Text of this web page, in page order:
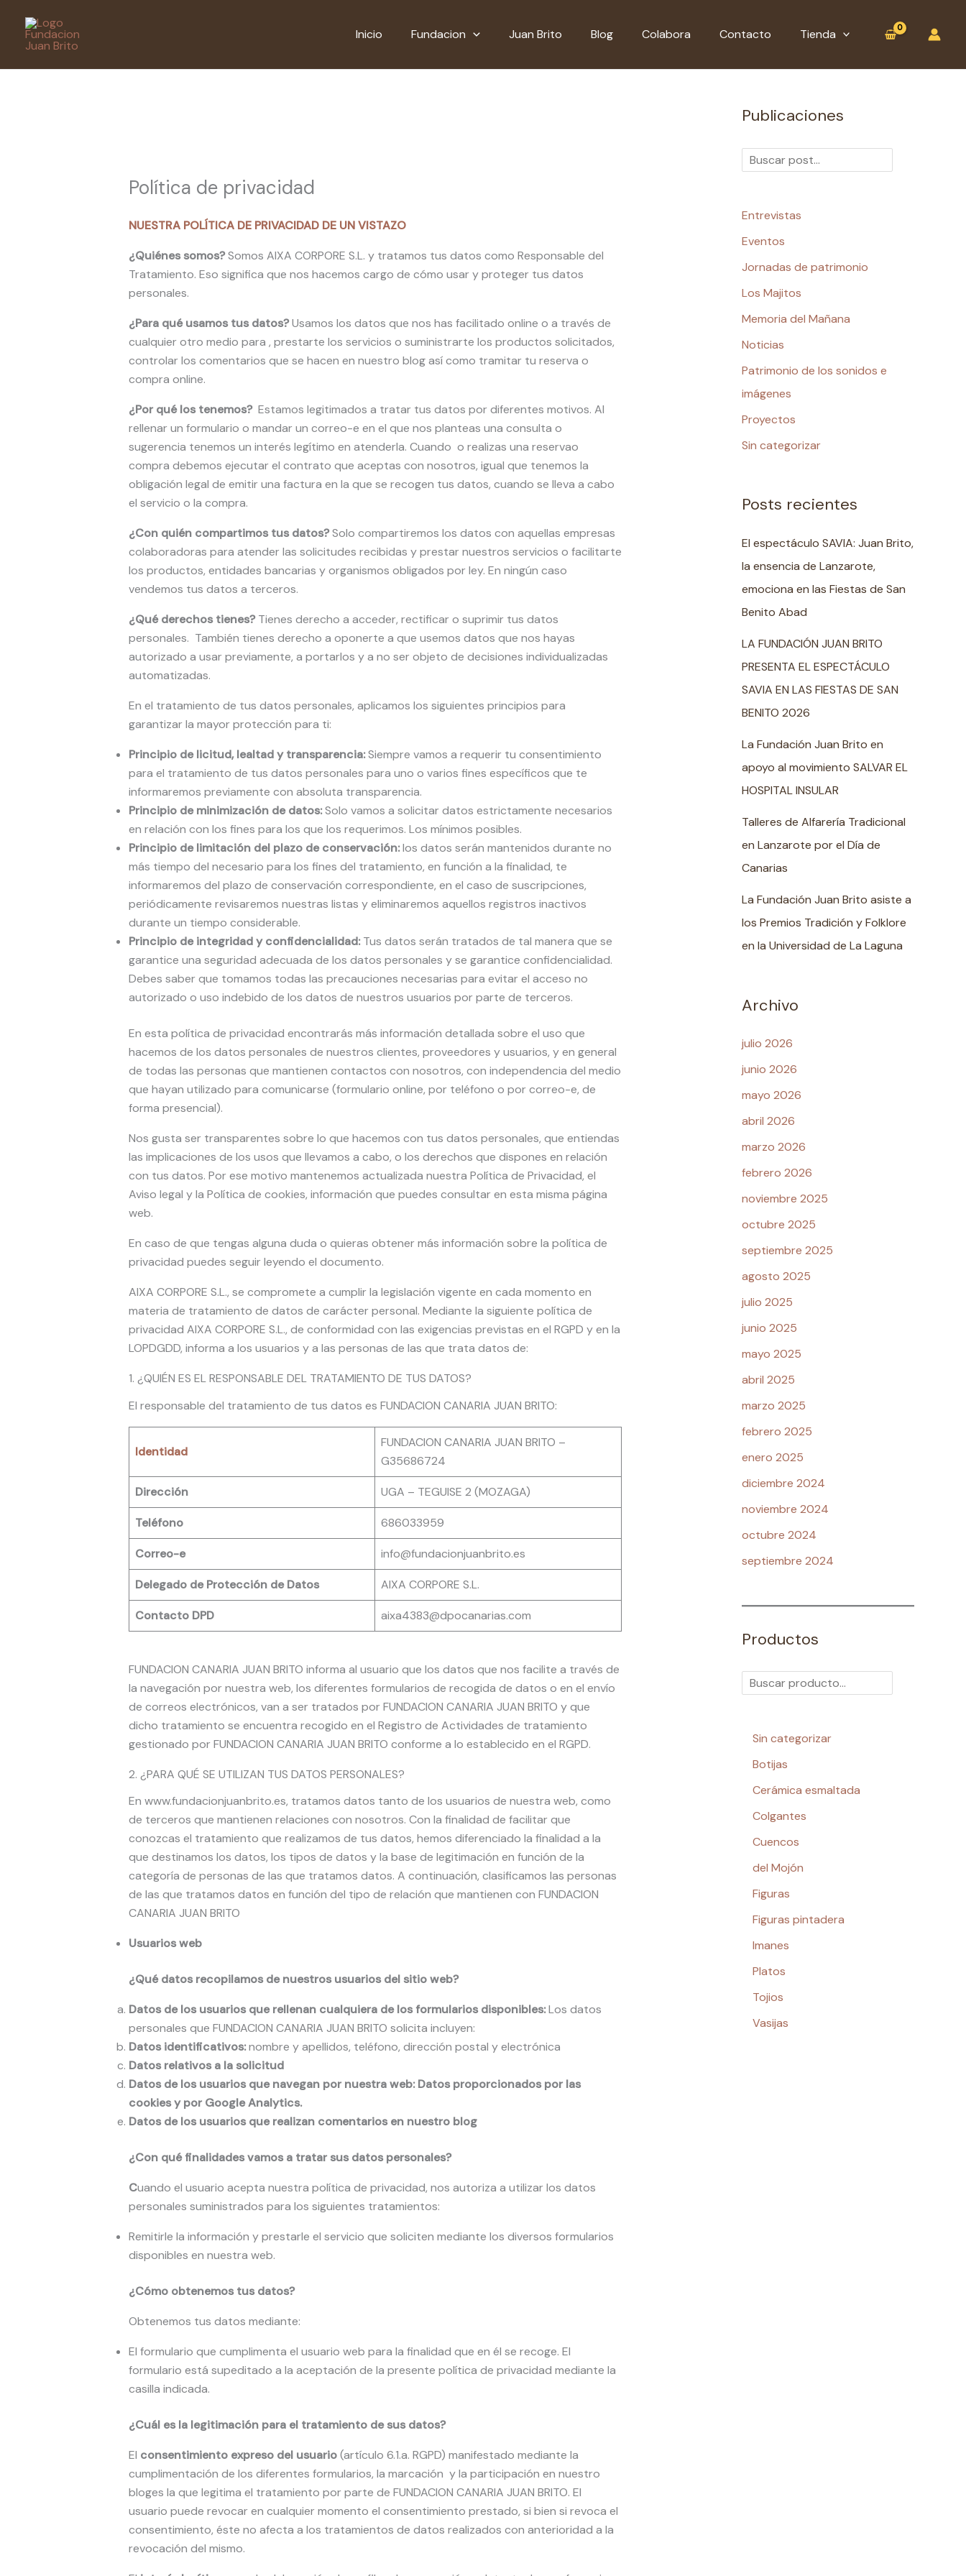
contenido
Inicio Fundacion Juan Brito Blog Colabora Contacto Tienda
Política de privacidad
NUESTRA POLÍTICA DE PRIVACIDAD DE UN VISTAZO
¿Quiénes somos?Somos AIXA CORPORE S.L. y tratamos tus datos como Responsable del
Tratamiento. Eso significa que nos hacemos cargo de cómo usar y proteger tus datos
personales.
¿Para qué usamos tus datos?Usamos los datos que nos has facilitado online o a través de
cualquier otro medio para , prestarte los servicios o suministrarte los productos solicitados,
controlar los comentarios que se hacen en nuestro blog así como tramitar tu reserva o
compra online.
¿Por qué los tenemos? Estamos legitimados a tratar tus datos por diferentes motivos. Al
rellenar un formulario o mandar un correo-e en el que nos planteas una consulta o
sugerencia tenemos un interés legítimo en atenderla. Cuando o realizas una reservao
compra debemos ejecutar el contrato que aceptas con nosotros, igual que tenemos la
obligación legal de emitir una factura en la que se recogen tus datos, cuando se lleva a cabo
el servicio o la compra.
¿Con quién compartimos tus datos?Solo compartiremos los datos con aquellas empresas
colaboradoras para atender las solicitudes recibidas y prestar nuestros servicios o facilitarte
los productos, entidades bancarias y organismos obligados por ley. En ningún caso
vendemos tus datos a terceros.
¿Qué derechos tienes?Tienes derecho a acceder, rectificar o suprimir tus datos
personales. También tienes derecho a oponerte a que usemos datos que nos hayas
autorizado a usar previamente, a portarlos y a no ser objeto de decisiones individualizadas
automatizadas.
En el tratamiento de tus datos personales, aplicamos los siguientes principios para
garantizar la mayor protección para ti:
Principiode licitud, lealtad y transparencia:Siempre vamos a requerir tu consentimiento
para el tratamiento de tus datos personales para uno o varios fines específicos que te
informaremos previamente con absoluta transparencia.
Principio de minimización de datos:Solo vamos a solicitar datos estrictamente necesarios
en relación con los fines para los que los requerimos. Los mínimos posibles.
Principio de limitación del plazo de conservación:los datos serán mantenidos durante no
más tiempo del necesario para los fines del tratamiento, en función a la finalidad, te
informaremos del plazo de conservación correspondiente, en el caso de suscripciones,
periódicamente revisaremos nuestras listas y eliminaremos aquellos registros inactivos
durante un tiempo considerable.
Principio de integridad y confidencialidad:Tus datos serán tratados de tal manera que se
garantice una seguridad adecuada de los datos personales y se garantice confidencialidad.
Debes saber que tomamos todas las precauciones necesarias para evitar el acceso no
autorizado o uso indebido de los datos de nuestros usuarios por parte de terceros.
En esta política de privacidad encontrarás más información detallada sobre el uso que
hacemos de los datos personales de nuestros clientes, proveedores y usuarios, y en general
de todas las personas que mantienen contactos con nosotros, con independencia del medio
que hayan utilizado para comunicarse (formulario online, por teléfono o por correo-e, de
forma presencial).
Nos gusta ser transparentes sobre lo que hacemos con tus datos personales, que entiendas
las implicaciones de los usos que llevamos a cabo, o los derechos que dispones en relación
con tus datos. Por ese motivo mantenemos actualizada nuestra Política de Privacidad, el
Aviso legal y la Política de cookies, información que puedes consultar en esta misma página
web.
En caso de que tengas alguna duda o quieras obtener más información sobre la política de
privacidad puedes seguir leyendo el documento.
AIXA CORPORE S.L., se compromete a cumplir la legislación vigente en cada momento en
materia de tratamiento de datos de carácter personal. Mediante la siguiente política de
privacidad AIXA CORPORE S.L., de conformidad con las exigencias previstas en el RGPD y en la
LOPDGDD, informa a los usuarios y a las personas de las que trata datos de:
1. ¿QUIÉN ES EL RESPONSABLE DEL TRATAMIENTO DE TUS DATOS?
El responsable del tratamiento de tus datos es FUNDACION CANARIA JUAN BRITO:
Identidad
FUNDACION CANARIA JUAN BRITO –
G35686724
Dirección UGA – TEGUISE 2 (MOZAGA)
Teléfono 686033959
Correo-e info@fundacionjuanbrito.es
Delegado de Protección de Datos AIXA CORPORE S.L.
Contacto DPD aixa4383@dpocanarias.com
FUNDACION CANARIA JUAN BRITO informa al usuario que los datos que nos facilite a través de
la navegación por nuestra web, los diferentes formularios de recogida de datos o en el envío
de correos electrónicos, van a ser tratados por FUNDACION CANARIA JUAN BRITO y que
dicho tratamiento se encuentra recogido en el Registro de Actividades de tratamiento
gestionado por FUNDACION CANARIA JUAN BRITO conforme a lo establecido en el RGPD.
2. ¿PARA QUÉ SE UTILIZAN TUS DATOS PERSONALES?
En www.fundacionjuanbrito.es, tratamos datos tanto de los usuarios de nuestra web, como
de terceros que mantienen relaciones con nosotros. Con la finalidad de facilitar que
conozcas el tratamiento que realizamos de tus datos, hemos diferenciado la finalidad a la
que destinamos los datos, los tipos de datos y la base de legitimación en función de la
categoría de personas de las que tratamos datos. A continuación, clasificamos las personas
de las que tratamos datos en función del tipo de relación que mantienen con FUNDACION
CANARIA JUAN BRITO
Usuarios web
¿Qué datos recopilamos de nuestros usuarios del sitio web?
Datos de los usuarios que rellenan cualquiera de los formularios disponibles:Los datos
personales que FUNDACION CANARIA JUAN BRITO solicita incluyen:
Datos identificativos:nombre y apellidos, teléfono, dirección postal y electrónica
Datos relativos a la solicitud
Datos de los usuarios que navegan por nuestra web: Datos proporcionados por las
cookies y por Google Analytics.
Datos de los usuarios que realizan comentarios en nuestro blog
¿Con qué finalidades vamos a tratar sus datos personales?
Cuando el usuario acepta nuestra política de privacidad, nos autoriza a utilizar los datos
personales suministrados para los siguientes tratamientos:
Remitirle la información y prestarle el servicio que soliciten mediante los diversos formularios
disponibles en nuestra web.
¿Cómo obtenemos tus datos?
Obtenemos tus datos mediante:
El formulario que cumplimenta el usuario web para la finalidad que en él se recoge. El
formulario está supeditado a la aceptación de la presente política de privacidad mediante la
casilla indicada.
¿Cuál es la legitimación para el tratamiento de sus datos?
El consentimiento expreso del usuario(artículo 6.1.a. RGPD) manifestado mediante la
cumplimentación de los diferentes formularios, la marcación y la participación en nuestro
bloges la que legitima el tratamiento por parte de FUNDACION CANARIA JUAN BRITO. El
usuario puede revocar en cualquier momento el consentimiento prestado, si bien si revoca el
consentimiento, éste no afecta a los tratamientos de datos realizados con anterioridad a la
revocación del mismo.
Publicaciones
u
r
Entrevistas
Eventos
Jornadas de patrimonio
Los Majitos
Memoria del Mañana
Noticias
Patrimonio de los sonidos e
imágenes
Proyectos
Sin categorizar
Posts recientes
El espectáculo SAVIA: Juan Brito,
la ensencia de Lanzarote,
emociona en las Fiestas de San
Benito Abad
LA FUNDACIÓN JUAN BRITO
PRESENTA EL ESPECTÁCULO
SAVIA EN LAS FIESTAS DE SAN
BENITO 2026
La Fundación Juan Brito en
apoyo al movimiento SALVAR EL
HOSPITAL INSULAR
Talleres de Alfarería Tradicional
en Lanzarote por el Día de
Canarias
La Fundación Juan Brito asiste a
los Premios Tradición y Folklore
en la Universidad de La Laguna
Archivo
julio 2026
junio 2026
mayo 2026
abril 2026
marzo 2026
febrero 2026
noviembre 2025
octubre 2025
septiembre 2025
agosto 2025
julio 2025
junio 2025
mayo 2025
abril 2025
marzo 2025
febrero 2025
enero 2025
diciembre 2024
noviembre 2024
octubre 2024
septiembre 2024
Productos
u
r
Sin categorizar
Botijas
Cerámica esmaltada
Colgantes
Cuencos
del Mojón
Figuras
Figuras pintadera
Imanes
Platos
Tojios
Vasijas
Política